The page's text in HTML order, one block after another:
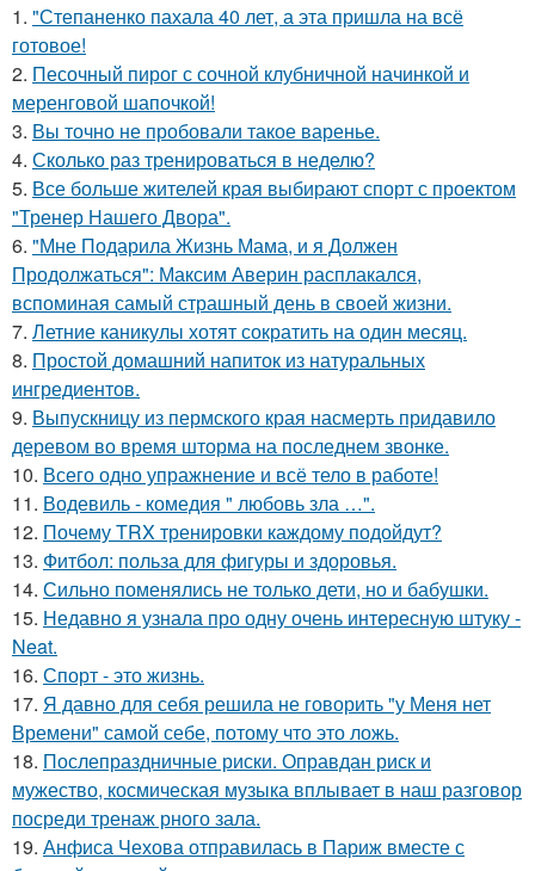
1. "Степаненко пахала 40 лет, а эта пришла на всё
готовое!
2. Песочный пирог с сочной клубничной начинкой и
меренговой шапочкой!
3. Вы точно не пробовали такое варенье.
4. Сколько раз тренироваться в неделю?
5. Все больше жителей края выбирают спорт с проектом
"Тренер Нашего Двора".
6. "Мне Подарила Жизнь Мама, и я Должен
Продолжаться": Максим Аверин расплакался,
вспоминая самый страшный день в своей жизни.
7. Летние каникулы хотят сократить на один месяц.
8. Простой домашний напиток из натуральных
ингредиентов.
9. Выпускницу из пермского края насмерть придавило
деревом во время шторма на последнем звонке.
10. Всего одно упражнение и всё тело в работе!
11. Водевиль - комедия " любовь зла …".
12. Почему TRX тренировки каждому подойдут?
13. Фитбол: польза для фигуры и здоровья.
14. Сильно поменялись не только дети, но и бабушки.
15. Недавно я узнала про одну очень интересную штуку -
Neat.
16. Спорт - это жизнь.
17. Я давно для себя решила не говорить "у Меня нет
Времени" самой себе, потому что это ложь.
18. Послепраздничные риски. Оправдан риск и
мужество, космическая музыка вплывает в наш разговор
посреди тренаж рного зала.
19. Анфиса Чехова отправилась в Париж вместе с